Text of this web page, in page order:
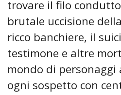
trovare il filo
brutale uccisione
ricco banchiere, il
testimone e altre
mondo di personaggi
ogni sospetto con